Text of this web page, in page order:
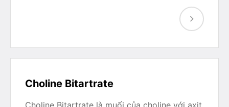
Choline Bitartrate
Choline Bitartrate là muối của choline với axit